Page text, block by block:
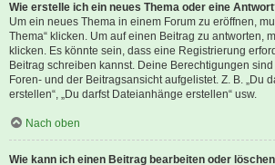
Wie erstelle ich ein neues Thema oder eine
Um ein neues Thema in einem Forum zu eröffnen,
Thema“ klicken. Um auf einen Beitrag zu antworten,
klicken. Es könnte sein, dass eine Registrierung
Beitrag schreiben kannst. Deine Berechtigungen
Foren- und der Beitragsansicht aufgelistet. Z. B. „Du
erstellen“, „Du darfst Dateianhänge erstellen“ usw.
Nach oben
Wie kann ich einen Beitrag bearbeiten oder